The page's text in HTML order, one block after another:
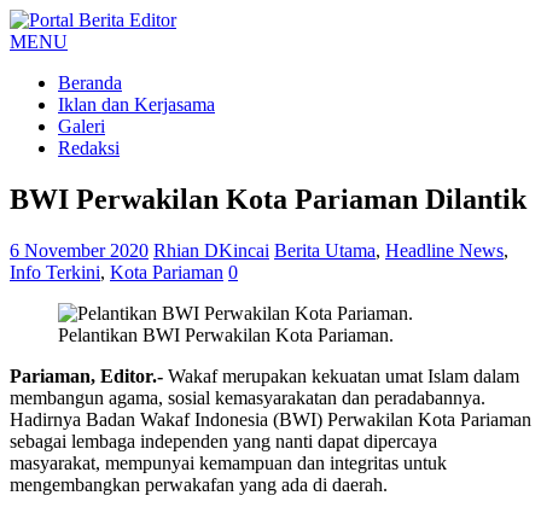
MENU
Beranda
Iklan dan Kerjasama
Galeri
Redaksi
BWI Perwakilan Kota Pariaman Dilantik
6 November 2020 Rhian DKincai Berita Utama, Headline News,
Info Terkini, Kota Pariaman 0
Pelantikan BWI Perwakilan Kota Pariaman.
Pariaman, Editor.- Wakaf merupakan kekuatan umat Islam dalam
membangun agama, sosial kemasyarakatan dan peradabannya.
Hadirnya Badan Wakaf Indonesia (BWI) Perwakilan Kota Pariaman
sebagai lembaga independen yang nanti dapat dipercaya
masyarakat, mempunyai kemampuan dan integritas untuk
mengembangkan perwakafan yang ada di daerah.